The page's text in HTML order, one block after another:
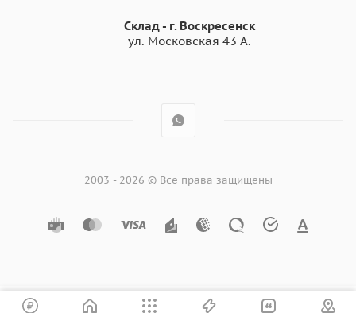
Склад - г. Воскресенск
ул. Московская 43 А.
2003 - 2026 © Все права защищены